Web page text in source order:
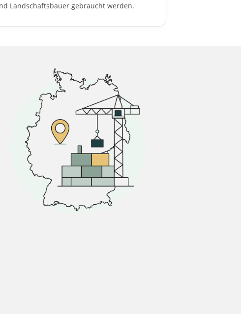
Landschaftsbauer gebraucht werden.